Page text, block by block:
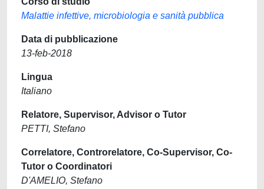
Malattie infettive, microbiologia e sanità pubblica
Data di pubblicazione
13-feb-2018
Lingua
Italiano
Relatore, Supervisor, Advisor o Tutor
PETTI, Stefano
Correlatore, Controrelatore, Co-Supervisor, Co-
Tutor o Coordinatori
D'AMELIO, Stefano